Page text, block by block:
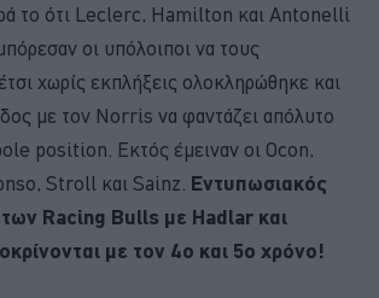
το ότι Leclerc, Hamilton και Antonelli
οι υπόλοιποι να τους
χωρίς εκπλήξεις ολοκληρώθηκε και
με τον Norris να φαντάζει απόλυτο
position. Εκτός έμειναν οι Ocon,
Stroll και Sainz. Εντυπωσιακός
Racing Bulls με Hadlar και
με τον 4ο και 5ο χρόνο!